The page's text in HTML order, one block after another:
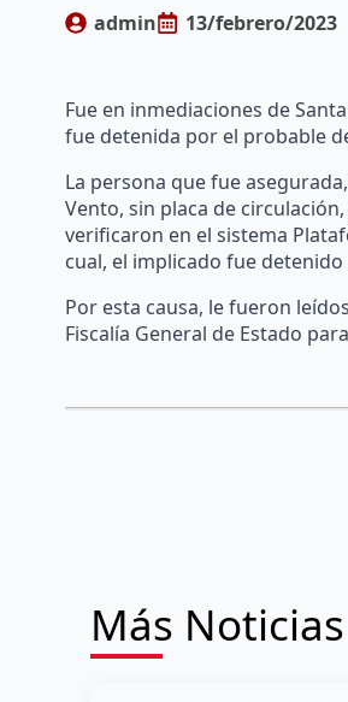
admin 13/febrero/2023
Fue en inmediaciones de
fue detenida por el probable
La persona que fue
Vento, sin placa de
verificaron en el sistema
cual, el implicado fue
Por esta causa, le fueron
Fiscalía General de Estado
Más Noticias